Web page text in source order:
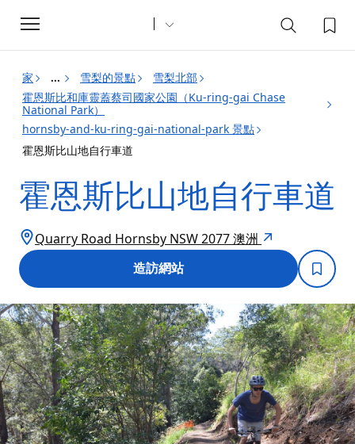
Toggle
navigation
家 ... 雪梨的景點
雪梨北部
霍恩斯比和庫靈蓋蔡司國家公園（Ku-ring-gai Chase
National Park）
hornsby-and-ku-ring-gai-national-park 景點
霍恩斯比山地自行車道
霍恩斯比山地自行車道
Quarry Road Hornsby NSW 2077 澳洲
造訪網站